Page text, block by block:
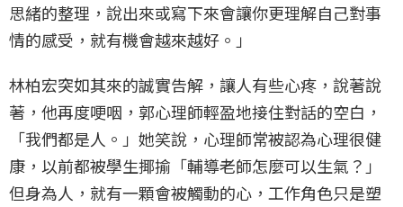
思緒的整理，說出來或寫下來會讓你更理解自己對事
情的感受，就有機會越來越好。」
林柏宏突如其來的誠實告解，讓人有些心疼，說著說
著，他再度哽咽，郭心理師輕盈地接住對話的空白，
「我們都是人。」她笑說，心理師常被認為心理很健
康，以前都被學生揶揄「輔導老師怎麼可以生氣？」
但身為人，就有一顆會被觸動的心，工作角色只是塑